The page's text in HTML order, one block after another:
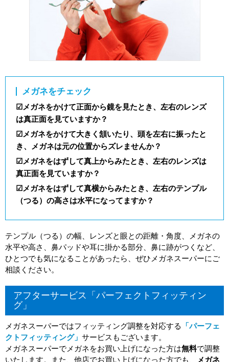
メガネをチェック
☑メガネをかけて正面から鏡を見たとき、左右のレンズ
は真正面を見ていますか？
☑メガネをかけて大きく頷いたり、頭を左右に振ったと
き、メガネは元の位置からズレませんか？
☑メガネをはずして真上からみたとき、左右のレンズは
真正面を見ていますか？
☑メガネをはずして真横からみたとき、左右のテンプル
（つる）の高さは水平になってますか？
テンプル（つる）の幅、レンズと眼との距離・角度、メガネの
水平や高さ、鼻パッドや耳に掛かる部分、鼻に跡がつくなど、
ひとつでも気になることがあったら、ぜひメガネスーパーにご
相談ください。
アフターサービス「パーフェクトフィッティン
グ」
メガネスーパーではフィッティング調整を対応する
「パーフェ
クトフィッティング」 サービスもございます。
メガネスーパーでメガネをお買い上げになった方は無料で調整
いたします。また、他店でお買い上げになった方でも、
メガネ